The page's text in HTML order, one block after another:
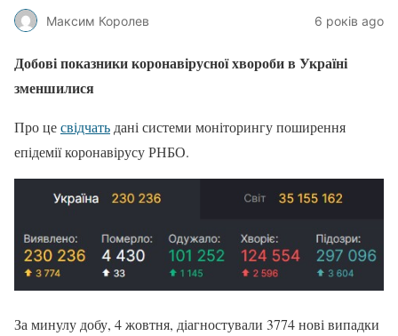
Максим Королев 6 років ago
Добові показники коронавірусної хвороби в Україні
зменшилися
Про цесвідчать дані системи моніторингу поширення
епідемії коронавірусу РНБО.
За минулу добу, 4 жовтня, діагностували 3774 нові випадки